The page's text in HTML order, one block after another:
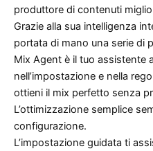
produttore di contenuti
Grazie alla sua intelligenza
portata di mano una serie di
Mix Agent è il tuo assistente
nell’impostazione e nella
ottieni il mix perfetto senza
L’ottimizzazione semplice
configurazione.
L’impostazione guidata ti